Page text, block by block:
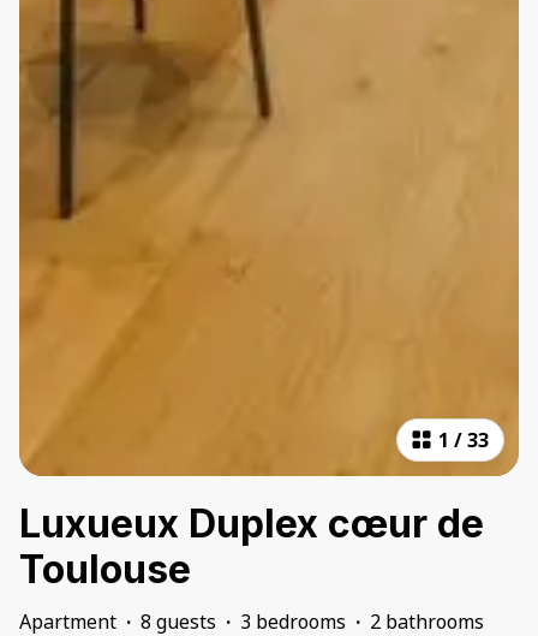
1 /33
Luxueux Duplex cœur de
Toulouse
Apartment · 8 guests · 3 bedrooms · 2 bathrooms